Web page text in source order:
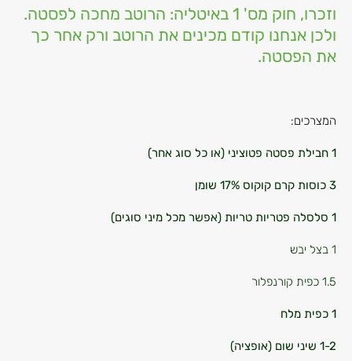
וזכרו, חוק מס' 1 באיטליה: הרוטב מחכה לפסטה.
ולכן אנחנו קודם מכינים את הרוטב ורק אחר כך
את הפסטה.
המצרכים:
1 חבילת פסטה פטוציני (או כל סוג אחר)
3 כוסות קרם קוקוס 17% שומן
1 סלסלה פטריות טריות (אפשר מכל מיני סוגים)
1 בצל יבש
1.5 כפית קורנפלור
1 כפית מלח
1-2 שיני שום (אופציה)